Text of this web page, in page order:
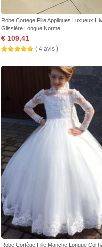
Robe Cortège Fille Appliques Luxueux
Glissière Longue Norme
€ 109,41
( 4 avis )
Robe Cortège Fille Manche Longue Col